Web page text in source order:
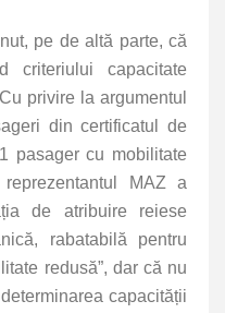
pe de altă parte, că
criteriului capacitate
privire la argumentul
din certificatul de
pasager cu mobilitate
MAZ a
de atribuire reiese
rabatabilă pentru
redusă”, dar că nu
capacității